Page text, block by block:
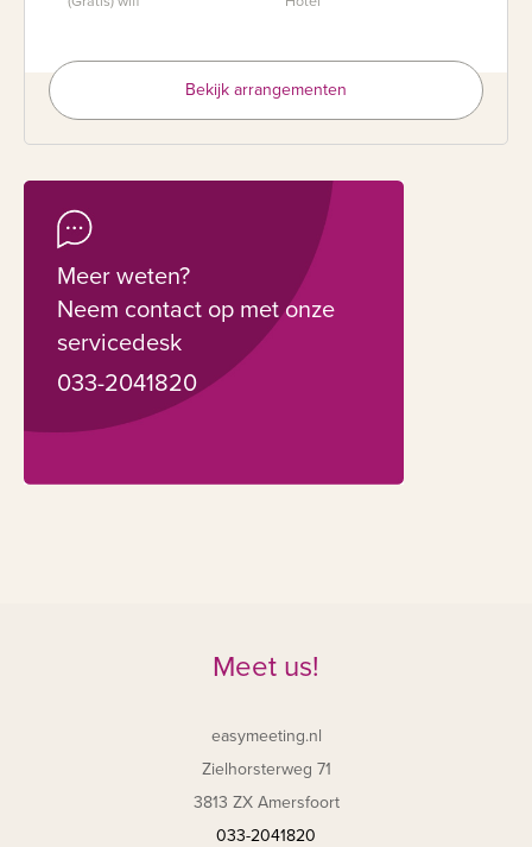
Bekijk arrangementen
Meer weten?
Neem contact op met onze
servicedesk
033-2041820
Meet us!
easymeeting.nl
Zielhorsterweg 71
3813 ZX Amersfoort
033-2041820